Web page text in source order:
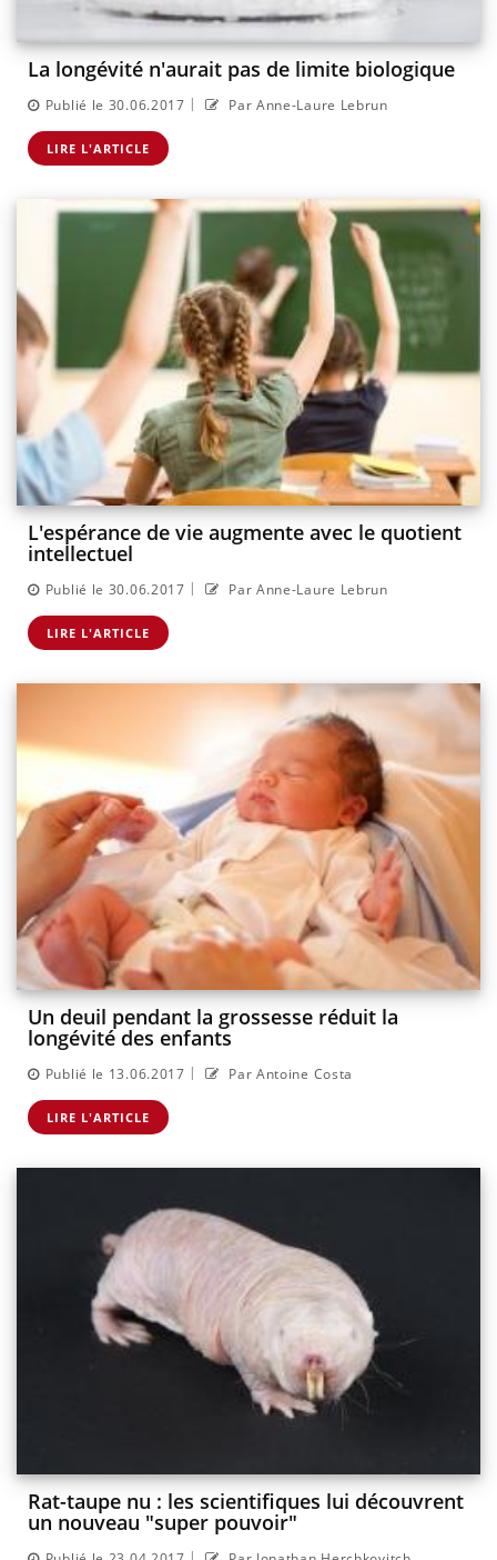
La longévité n'aurait pas de limite biologique
Publié le 30.06.2017 | Par Anne-Laure Lebrun
LIRE L'ARTICLE
L'espérance de vie augmente avec le quotient
intellectuel
Publié le 30.06.2017 | Par Anne-Laure Lebrun
LIRE L'ARTICLE
Un deuil pendant la grossesse réduit la
longévité des enfants
Publié le 13.06.2017 | Par Antoine Costa
LIRE L'ARTICLE
Rat-taupe nu : les scientifiques lui découvrent
un nouveau "super pouvoir"